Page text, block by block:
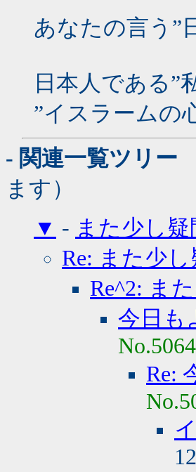
あなたの言う”
日本人である”
”イスラームの
- 関連一覧ツリー
ます）
▼ - また少し
Re: また少
Re^2: ま
今日も
No.5064
Re: